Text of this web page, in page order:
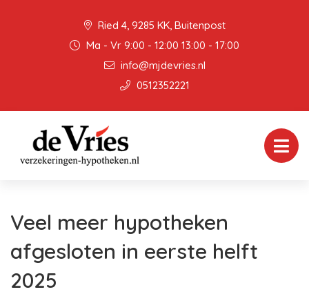
Ried 4, 9285 KK, Buitenpost
Ma - Vr 9:00 - 12:00 13:00 - 17:00
info@mjdevries.nl
0512352221
Veel meer hypotheken
afgesloten in eerste helft
2025